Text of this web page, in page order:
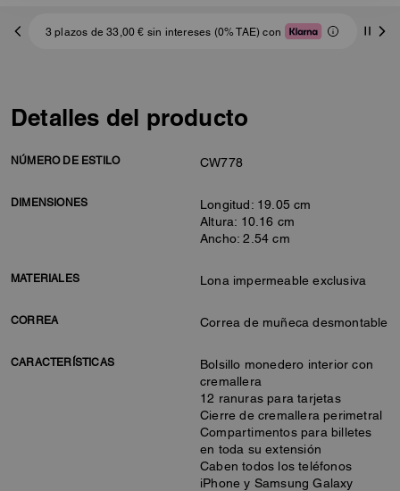
3 plazos de 33,00 € sin intereses (0% TAE) con
Detalles del producto
NÚMERO DE ESTILO CW778
DIMENSIONES
Longitud: 19.05 cm
Altura: 10.16 cm
Ancho: 2.54 cm
MATERIALES Lona impermeable exclusiva
CORREA Correa de muñeca desmontable
CARACTERÍSTICAS
Bolsillo monedero interior con
cremallera
12 ranuras para tarjetas
Cierre de cremallera perimetral
Compartimentos para billetes
en toda su extensión
Caben todos los teléfonos
iPhone y Samsung Galaxy